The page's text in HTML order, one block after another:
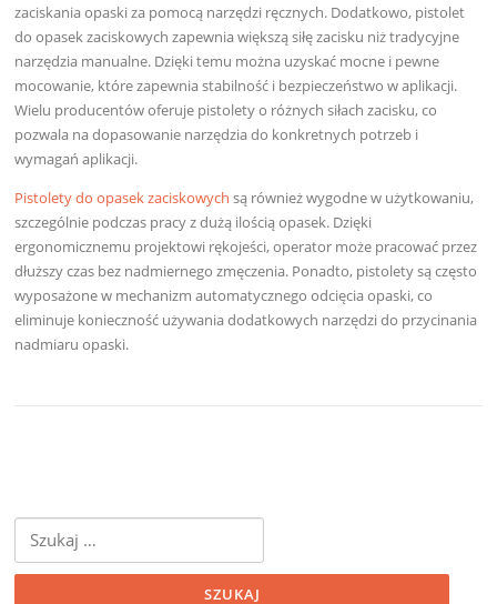
zaciskania opaski za pomocą narzędzi ręcznych. Dodatkowo, pistolet
do opasek zaciskowych zapewnia większą siłę zacisku niż tradycyjne
narzędzia manualne. Dzięki temu można uzyskać mocne i pewne
mocowanie, które zapewnia stabilność i bezpieczeństwo w aplikacji.
Wielu producentów oferuje pistolety o różnych siłach zacisku, co
pozwala na dopasowanie narzędzia do konkretnych potrzeb i
wymagań aplikacji.
Pistolety do opasek zaciskowych są również wygodne w użytkowaniu,
szczególnie podczas pracy z dużą ilością opasek. Dzięki
ergonomicznemu projektowi rękojeści, operator może pracować przez
dłuższy czas bez nadmiernego zmęczenia. Ponadto, pistolety są często
wyposażone w mechanizm automatycznego odcięcia opaski, co
eliminuje konieczność używania dodatkowych narzędzi do przycinania
nadmiaru opaski.